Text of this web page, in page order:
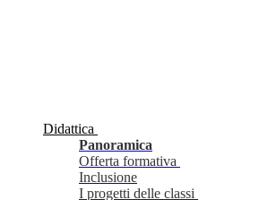
Didattica
Panoramica
Offerta formativa
Inclusione
I progetti delle classi